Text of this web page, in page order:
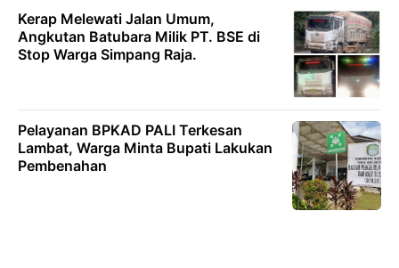
Kerap Melewati Jalan Umum,
Angkutan Batubara Milik PT. BSE di
Stop Warga Simpang Raja.
Pelayanan BPKAD PALI Terkesan
Lambat, Warga Minta Bupati Lakukan
Pembenahan